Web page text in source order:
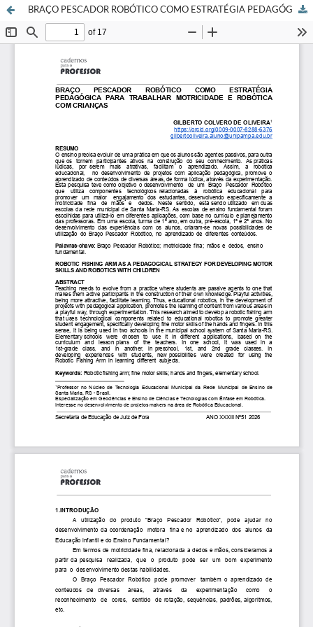
BRAÇO PESCADOR ROBÓTICO COMO ESTRATÉGIA PEDAGÓGICA PARA TRABALHAR MOTRICIDADE E ROBÓTICA COM CRIANÇAS